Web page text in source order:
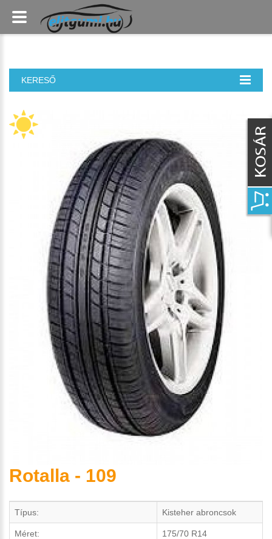
KERESŐ
Rotalla - 109
Típus: Kisteher abroncsok
Méret: 175/70 R14